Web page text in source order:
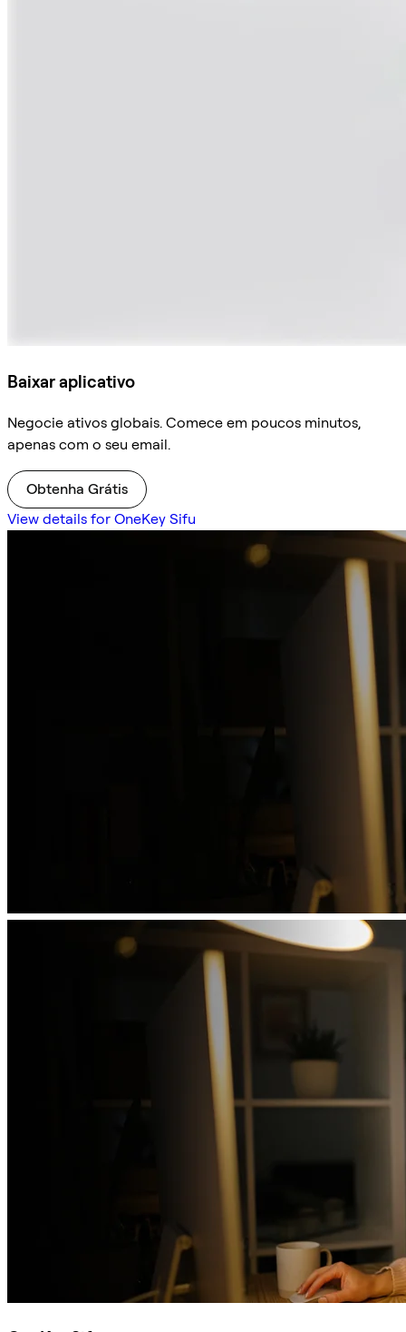
Baixar aplicativo
Negocie ativos globais. Comece em poucos minutos,
apenas com o seu email.
Obtenha Grátis
View details for OneKey Sifu